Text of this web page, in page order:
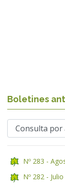
Boletines
Nº 283 -
Nº 282 -